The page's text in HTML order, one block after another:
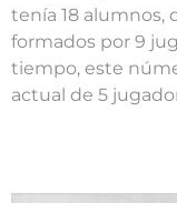
tenía 18 alumnos,
formados por 9
tiempo, este
actual de 5